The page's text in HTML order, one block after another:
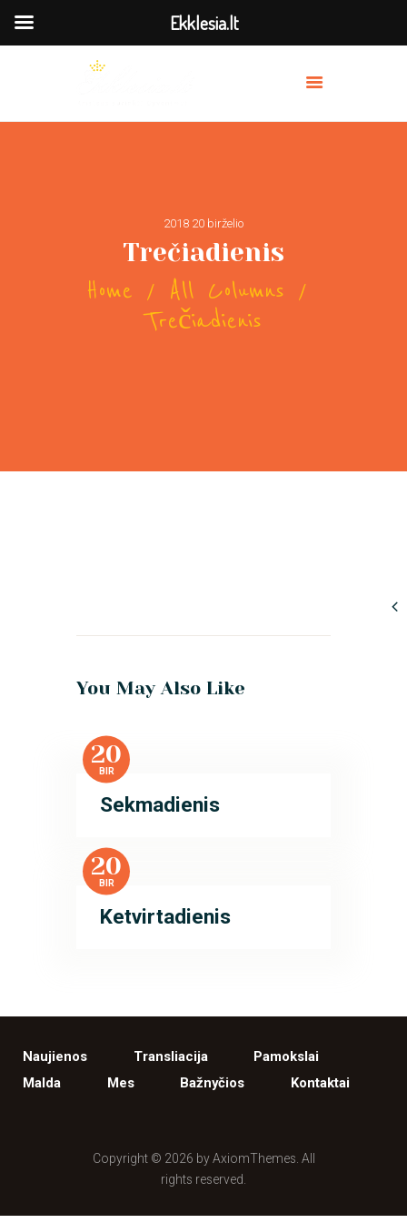
2018 20 birželio
Trečiadienis
Home
All Columns
Trečiadienis
OUR PREACHERS
SERVICES
You May Also Like
20
BIR
Sekmadienis
20
BIR
Ketvirtadienis
Naujienos Transliacija
Pamokslai
Malda
Mes Bažnyčios Kontaktai
Copyright © 2026 by AxiomThemes. All
rights reserved.
Ekklesia.lt